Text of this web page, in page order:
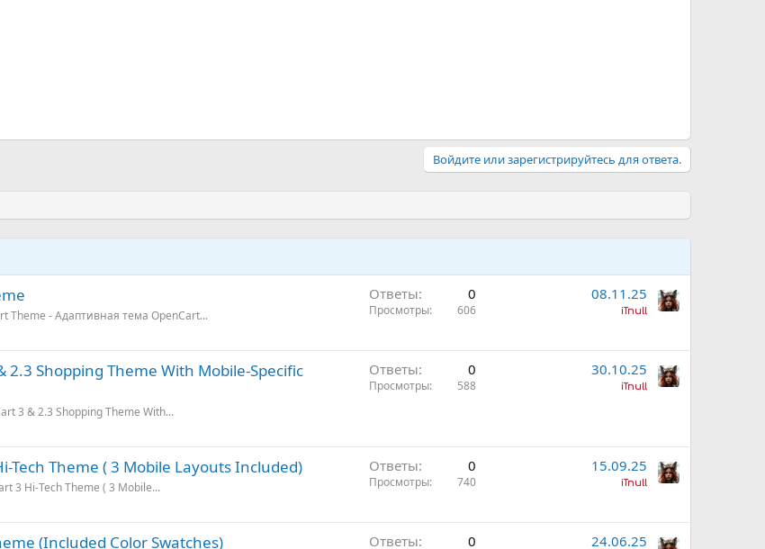
Войдите или зарегистрируйтесь для ответа.
Theme - Адаптивная тема OpenCart...
Ответы 0
Просмотры 606
08.11.25
iTnull
2.3 Shopping Theme With Mobile-Specific
3 & 2.3 Shopping Theme With...
Ответы 0
Просмотры 588
30.10.25
iTnull
Tech Theme ( 3 Mobile Layouts Included)
3 Hi-Tech Theme ( 3 Mobile...
Ответы 0
Просмотры 740
15.09.25
iTnull
(Included Color Swatches) Ответы 0 24.06.25